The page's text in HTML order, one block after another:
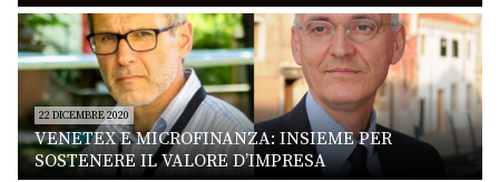
22 DICEMBRE 2020
VENETEX E MICROFINANZA: INSIEME PER
SOSTENERE IL VALORE D’IMPRESA